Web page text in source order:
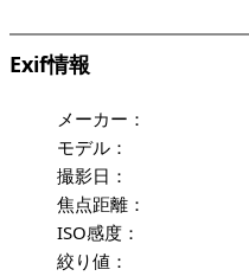
Exif情報
メーカー：
モデル：
撮影日：
焦点距離：
ISO感度：
絞り値：